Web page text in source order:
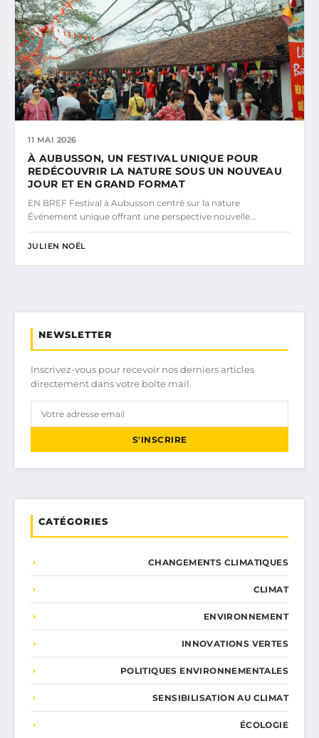
11 MAI 2026
À AUBUSSON, UN FESTIVAL UNIQUE POUR
REDÉCOUVRIR LA NATURE SOUS UN NOUVEAU
JOUR ET EN GRAND FORMAT
EN BREF Festival à Aubusson centré sur la nature
Événement unique offrant une perspective nouvelle…
JULIEN NOËL
NEWSLETTER
Inscrivez-vous pour recevoir nos derniers articles
directement dans votre boîte mail.
S'INSCRIRE
CATÉGORIES
CHANGEMENTS CLIMATIQUES
CLIMAT
ENVIRONNEMENT
INNOVATIONS VERTES
POLITIQUES ENVIRONNEMENTALES
SENSIBILISATION AU CLIMAT
ÉCOLOGIE